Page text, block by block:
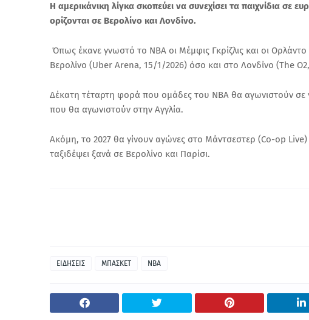
Η αμερικάνικη λίγκα σκοπεύει να συνεχίσει τα παιχνίδια σε
ορίζονται σε Βερολίνο και Λονδίνο.
Όπως έκανε γνωστό το ΝΒΑ οι Μέμφις Γκρίζλις και οι
Βερολίνο (Uber Arena, 15/1/2026) όσο και στο Λονδίνο (The
Δέκατη τέταρτη φορά που ομάδες του ΝΒΑ θα αγωνιστούν
που θα αγωνιστούν στην Αγγλία.
Ακόμη, το 2027 θα γίνουν αγώνες στο Μάντσεστερ (Co-op
ταξιδέψει ξανά σε Βερολίνο και Παρίσι.
ΕΙΔΗΣΕΙΣ ΜΠΑΣΚΕΤ NBA